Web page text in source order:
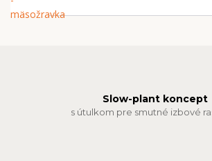
Slow-plant koncept
s útulkom pre smutné izbové